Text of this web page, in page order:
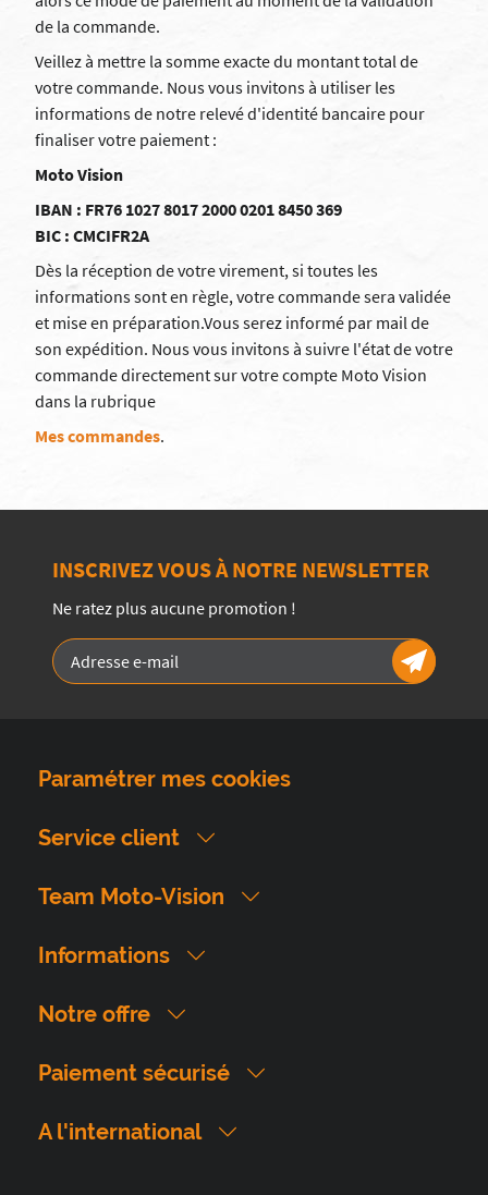
de la commande.
Veillez à mettre la somme exacte du montant total de
votre commande. Nous vous invitons à utiliser les
informations de notre relevé d'identité bancaire pour
finaliser votre paiement :
Moto Vision
IBAN : FR76 1027 8017 2000 0201 8450 369
BIC : CMCIFR2A
Dès la réception de votre virement, si toutes les
informations sont en règle, votre commande sera validée
et mise en préparation.Vous serez informé par mail de
son expédition. Nous vous invitons à suivre l'état de votre
commande directement sur votre compte Moto Vision
dans la rubrique
Mes commandes.
INSCRIVEZ VOUS À NOTRE NEWSLETTER
Ne ratez plus aucune promotion !
Paramétrer mes cookies
Service client
Team Moto-Vision
Informations
Notre offre
Paiement sécurisé
A l'international